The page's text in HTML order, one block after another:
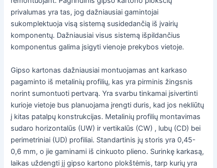
privalumas yra tas, jog dažniausiai gamintojai
sukomplektuoja visą sistemą susidedančią iš įvairių
komponentų. Dažniausiai visus sistemą išpildančius
komponentus galima įsigyti vienoje prekybos vietoje.
Gipso kartonas dažniausiai montuojamas ant karkaso
pagaminto iš metalinių profilių, kas yra pirminis žingsnis
norint sumontuoti pertvarą. Yra svarbu tinkamai įsivertinti
kurioje vietoje bus planuojama įrengti duris, kad jos nekliūtų
į kitas patalpų konstrukcijas. Metalinių profilių montavimas
sudaro horizontalūs (UW) ir vertikalūs (CW) , lubų (CD) bei
perimetriniai (UD) profiliai. Standartinis jų storis yra 0,45-
0,6 mm, o jie gaminami iš cinkuoto plieno. Surinkę karkasą,
laikas uždengti jį gipso kartono plokštėmis, tarp kurių yra